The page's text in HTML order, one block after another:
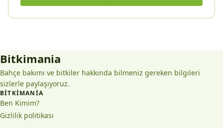
Bitkimania
Bahçe bakımı ve bitkiler hakkında bilmeniz gereken bilgileri
sizlerle paylaşıyoruz.
BITKIMANIA
Ben Kimim?
Gizlilik politikası